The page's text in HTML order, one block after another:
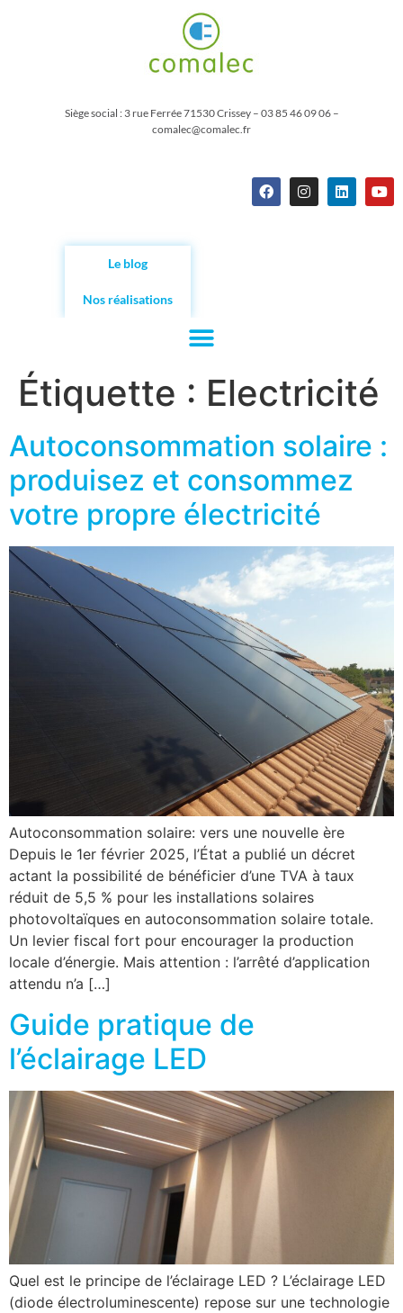
Siège social : 3 rue Ferrée 71530 Crissey – 03 85 46 09 06 –
comalec@comalec.fr
Le blog
Nos réalisations
Étiquette : Electricité
Autoconsommation solaire :
produisez et consommez
votre propre électricité
Autoconsommation solaire: vers une nouvelle ère
Depuis le 1er février 2025, l’État a publié un décret
actant la possibilité de bénéficier d’une TVA à taux
réduit de 5,5 % pour les installations solaires
photovoltaïques en autoconsommation solaire totale.
Un levier fiscal fort pour encourager la production
locale d’énergie. Mais attention : l’arrêté d’application
attendu n’a […]
Guide pratique de
l’éclairage LED
Quel est le principe de l’éclairage LED ? L’éclairage LED
(diode électroluminescente) repose sur une technologie